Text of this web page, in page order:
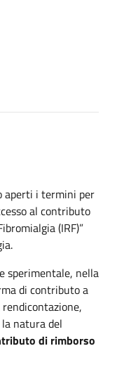
aperti i termini per
al contributo
(IRF)”
sperimentale, nella
di contributo a
natura del
di rimborso